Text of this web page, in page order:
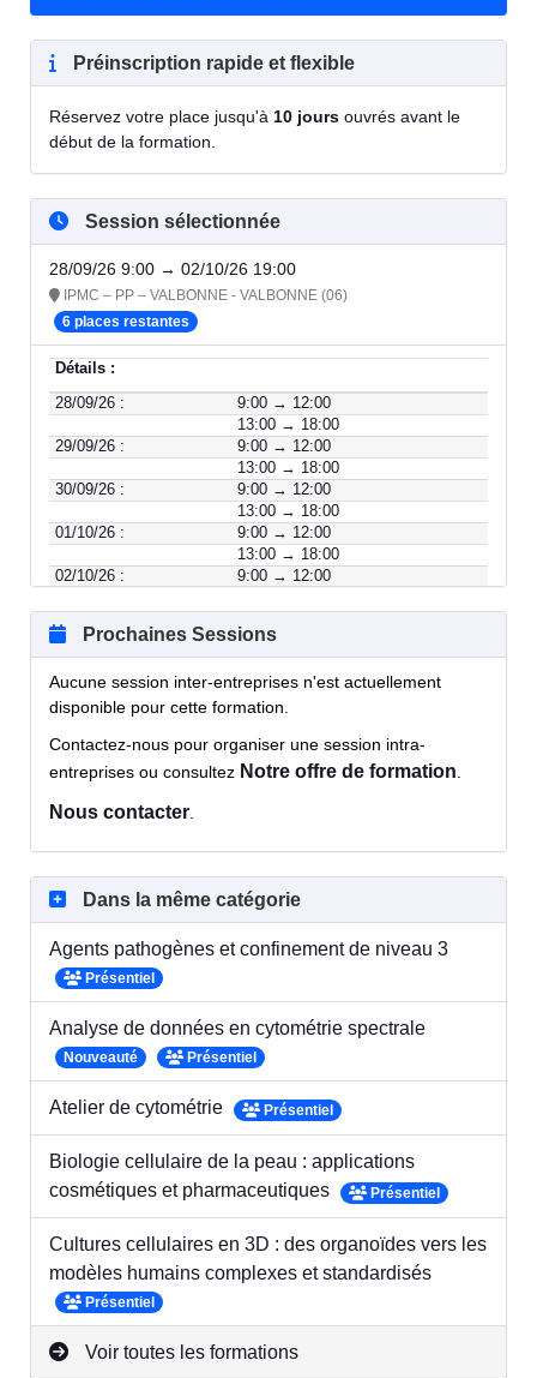
Préinscription rapide et flexible
Réservez votre place jusqu'à 10 jours ouvrés avant le
début de la formation.
Session sélectionnée
28/09/26 9:00 → 02/10/26 19:00
IPMC – PP – VALBONNE - VALBONNE (06)
6 places restantes
Détails :
28/09/26 :
9:00 → 12:00
13:00 → 18:00
29/09/26 :
9:00 → 12:00
13:00 → 18:00
30/09/26 :
9:00 → 12:00
13:00 → 18:00
01/10/26 :
9:00 → 12:00
13:00 → 18:00
02/10/26 :
9:00 → 12:00
Prochaines Sessions
Aucune session inter-entreprises n'est actuellement
disponible pour cette formation.
Contactez-nous pour organiser une session intra-
entreprises ou consultez Notre offre de formation.
Nous contacter.
Dans la même catégorie
Agents pathogènes et confinement de niveau 3
Présentiel
Analyse de données en cytométrie spectrale
Nouveauté Présentiel
Atelier de cytométrie Présentiel
Biologie cellulaire de la peau : applications
cosmétiques et pharmaceutiques
Présentiel
Cultures cellulaires en 3D : des organoïdes vers les
modèles humains complexes et standardisés
Présentiel
Voir toutes les formations